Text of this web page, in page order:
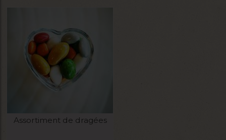
Assortiment de dragées